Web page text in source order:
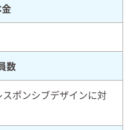
数
ポンシブデザインに対